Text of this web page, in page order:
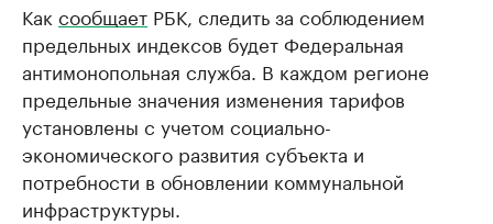
Как сообщает РБК, следить за соблюдением
предельных индексов будет Федеральная
антимонопольная служба. В каждом регионе
предельные значения изменения тарифов
установлены с учетом социально-
экономического развития субъекта и
потребности в обновлении коммунальной
инфраструктуры.